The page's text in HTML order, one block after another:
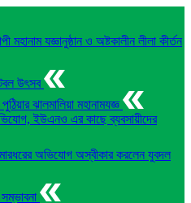
মহানাম যজ্ঞানুষ্ঠান ও অষ্টকালীন লীলা কীর্তন
উৎসব
ঝালমালিয়া মহানামযজ্ঞ
ইউএনও এর কাছে ব্যবসায়ীদের
অভিযোগ অস্বীকার করলেন যুবদল